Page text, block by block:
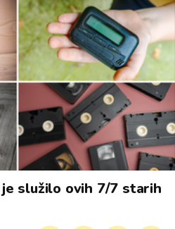
služilo ovih 7/7 starih